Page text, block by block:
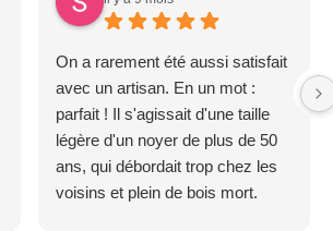
On a rarement été aussi satisfait
avec un artisan. En un mot :
parfait ! Il s'agissait d'une taille
légère d'un noyer de plus de 50
ans, qui débordait trop chez les
voisins et plein de bois mort.